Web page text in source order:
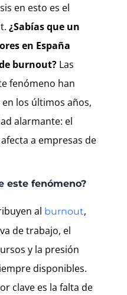
en esto es el
¿Sabías que un
en España
burnout?Las
fenómeno han
los últimos años,
alarmante: el
a empresas de
este fenómeno?
al burnout,
de trabajo, el
y la presión
disponibles.
clave es la falta de